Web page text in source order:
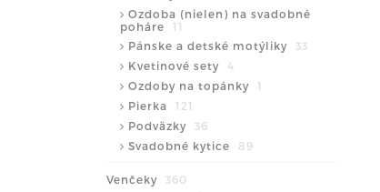
Ozdoba (nielen) na svadobné
poháre
11
Pánske a detské motýliky
33
Kvetinové sety
4
Ozdoby na topánky
1
Pierka
121
Podväzky
36
Svadobné kytice
89
Venčeky
360